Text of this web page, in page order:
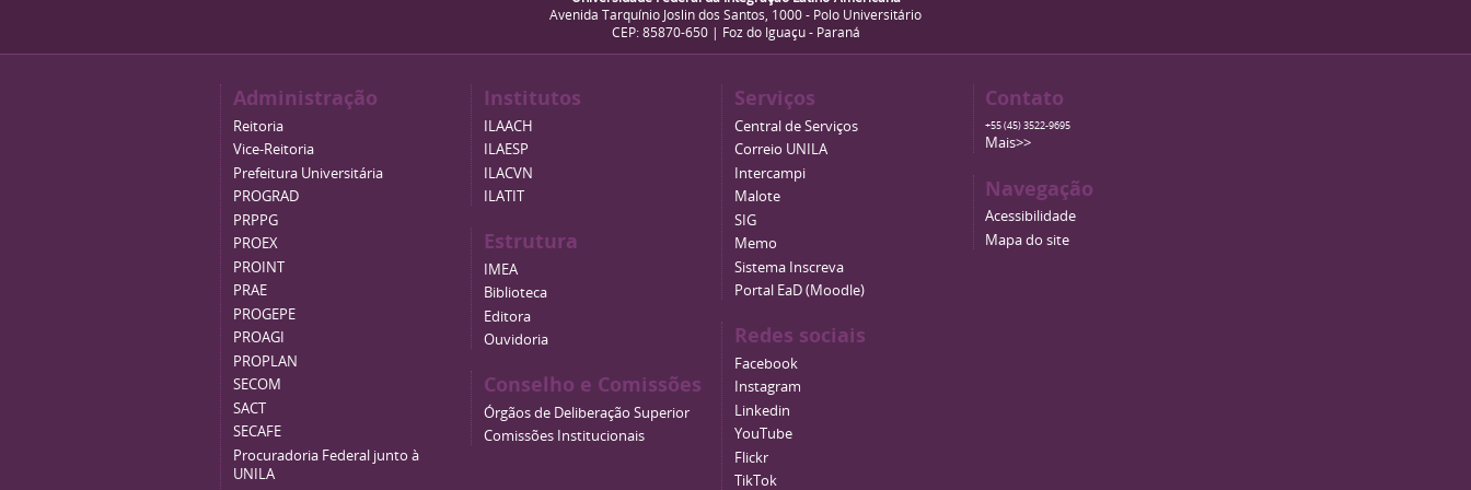
Avenida Tarquínio Joslin dos Santos, 1000 - Polo Universitário
CEP: 85870-650 | Foz do Iguaçu - Paraná
Administração
Reitoria
Vice-Reitoria
Prefeitura Universitária
PROGRAD
PRPPG
PROEX
PROINT
PRAE
PROGEPE
PROAGI
PROPLAN
SECOM
SACT
SECAFE
Procuradoria Federal junto à
UNILA
Institutos
ILAACH
ILAESP
ILACVN
ILATIT
Estrutura
IMEA
Biblioteca
Editora
Ouvidoria
Conselho e Comissões
Órgãos de Deliberação Superior
Comissões Institucionais
Serviços
Central de Serviços
Correio UNILA
Intercampi
Malote
SIG
Memo
Sistema Inscreva
Portal EaD (Moodle)
Redes sociais
Facebook
Instagram
Linkedin
YouTube
Flickr
TikTok
Contato
+55 (45) 3522-9695
Mais>>
Navegação
Acessibilidade
Mapa do site